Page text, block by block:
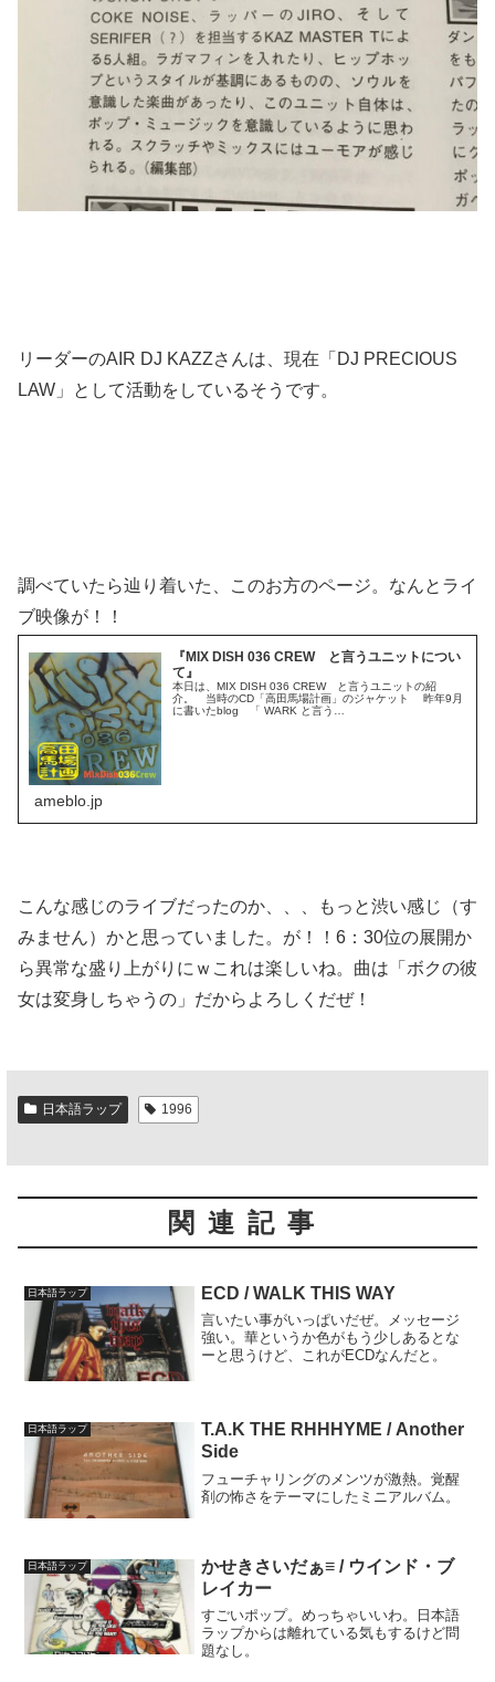
リーダーのAIR DJ KAZZさんは、現在「DJ PRECIOUS
LAW」として活動をしているそうです。
調べていたら辿り着いた、このお方のページ。なんとライ
ブ映像が！！
『MIX DISH 036 CREW と言うユニットについ
て』
本日は、MIX DISH 036 CREW と言うユニットの紹
介。 当時のCD「高田馬場計画」のジャケット 昨年9月
に書いたblog 「 WARK と言う…
ameblo.jp
こんな感じのライブだったのか、、、もっと渋い感じ（す
みません）かと思っていました。が！！6：30位の展開か
ら異常な盛り上がりにｗこれは楽しいね。曲は「ボクの彼
女は変身しちゃうの」だからよろしくだぜ！
日本語ラップ 1996
関連記事
日本語ラップ ECD / WALK THIS WAY
言いたい事がいっぱいだぜ。メッセージ
強い。華というか色がもう少しあるとな
ーと思うけど、これがECDなんだと。
日本語ラップ
T.A.K THE RHHHYME / Another
Side
フューチャリングのメンツが激熱。覚醒
剤の怖さをテーマにしたミニアルバム。
日本語ラップ
かせきさいだぁ≡ / ウインド・ブ
レイカー
すごいポップ。めっちゃいいわ。日本語
ラップからは離れている気もするけど問
題なし。